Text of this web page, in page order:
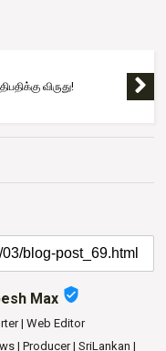
விருது!
Max verified_user
| Web Editor
| Producer | SriLankan |